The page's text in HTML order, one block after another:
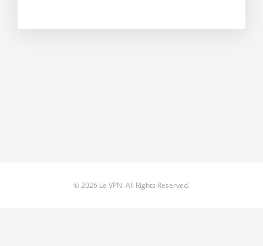
© 2026 Le VPN. All Rights Reserved.